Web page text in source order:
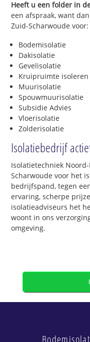
Heeft u een folder in
een afspraak, want
Zuid-Scharwoude voor:
Bodemisolatie
Dakisolatie
Gevelisolatie
Kruipruimte isoleren
Muurisolatie
Spouwmuurisolatie
Subsidie Advies
Vloerisolatie
Zolderisolatie
Isolatiebedrijf
Isolatietechniek
Scharwoude voor het
bedrijfspand, tegen
ervaring, scherpe
isolatieadviseurs het
woont in ons
omgeving.